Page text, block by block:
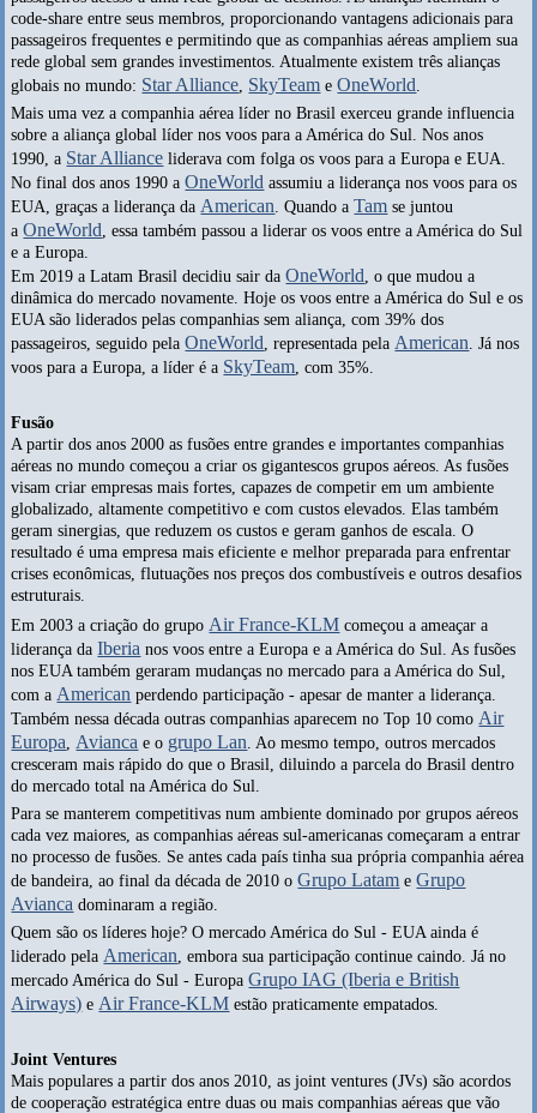
code-share entre seus membros, proporcionando vantagens adicionais para
passageiros frequentes e permitindo que as companhias aéreas ampliem sua
rede global sem grandes investimentos. Atualmente existem três alianças
globais no mundo: Star Alliance, SkyTeam eOneWorld.
Mais uma vez a companhia aérea líder no Brasil exerceu grande influencia
sobre a aliança global líder nos voos para a América do Sul. Nos anos
1990, a Star Alliance liderava com folga os voos para a Europa e EUA.
No final dos anos 1990 aOneWorld assumiu a liderança nos voos para os
EUA, graças a liderança daAmerican. Quando aTam se juntou
aOneWorld, essa também passou a liderar os voos entre a América do Sul
e a Europa.
Em 2019 a Latam Brasil decidiu sair daOneWorld, o que mudou a
dinâmica do mercado novamente. Hoje os voos entre a América do Sul e os
EUA são liderados pelas companhias sem aliança, com 39% dos
passageiros, seguido pelaOneWorld, representada pelaAmerican. Já nos
voos para a Europa, a líder é a SkyTeam, com 35%.
Fusão
A partir dos anos 2000 as fusões entre grandes e importantes companhias
aéreas no mundo começou a criar os gigantescos grupos aéreos. As fusões
visam criar empresas mais fortes, capazes de competir em um ambiente
globalizado, altamente competitivo e com custos elevados. Elas também
geram sinergias, que reduzem os custos e geram ganhos de escala. O
resultado é uma empresa mais eficiente e melhor preparada para enfrentar
crises econômicas, flutuações nos preços dos combustíveis e outros desafios
estruturais.
Em 2003 a criação do grupoAir France-KLM começou a ameaçar a
liderança daIberia nos voos entre a Europa e a América do Sul. As fusões
nos EUA também geraram mudanças no mercado para a América do Sul,
com aAmerican perdendo participação - apesar de manter a liderança.
Também nessa década outras companhias aparecem no Top 10 comoAir
Europa,Avianca e o grupo Lan. Ao mesmo tempo, outros mercados
cresceram mais rápido do que o Brasil, diluindo a parcela do Brasil dentro
do mercado total na América do Sul.
Para se manterem competitivas num ambiente dominado por grupos aéreos
cada vez maiores, as companhias aéreas sul-americanas começaram a entrar
no processo de fusões. Se antes cada país tinha sua própria companhia aérea
de bandeira, ao final da década de 2010 oGrupo Latam eGrupo
Avianca dominaram a região.
Quem são os líderes hoje? O mercado América do Sul - EUA ainda é
liderado pelaAmerican, embora sua participação continue caindo. Já no
mercado América do Sul - EuropaGrupo IAG (Iberia e British
Airways) eAir France-KLM estão praticamente empatados.
Joint Ventures
Mais populares a partir dos anos 2010, as joint ventures (JVs) são acordos
de cooperação estratégica entre duas ou mais companhias aéreas que vão